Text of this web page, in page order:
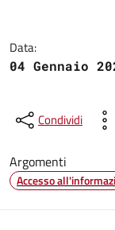
Data:
04 Gennaio
Condividi
Argomenti
Accesso